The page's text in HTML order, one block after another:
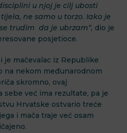
u njoj je cilj ubosti
ne samo u torzo. Iako je
trudim da je ubrzam“, dio je
posjetioce.
je mačevalac iz Republike
na nekom međunarodnom
skromno, ovaj
sebe već ima rezultate, pa je
Hrvatske ostvario treće
i mača traje već osam